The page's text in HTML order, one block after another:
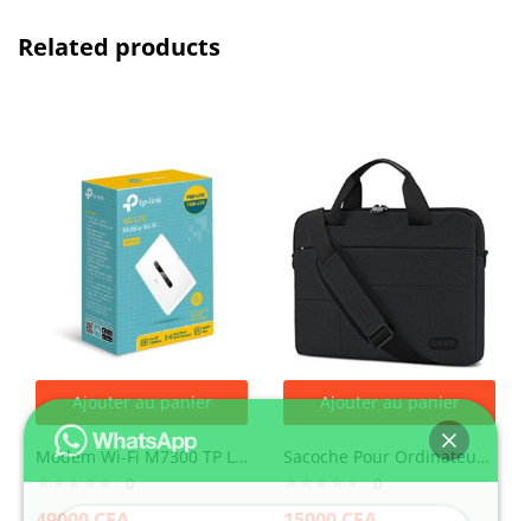
Related products
Ajouter au panier
Modem Wi-Fi M7300 TP LINK 4G LTE – Blanc
0
Ajouter au panier
Sacoche Pour Ordinateur Portable 15,6 Pouces Housse
0